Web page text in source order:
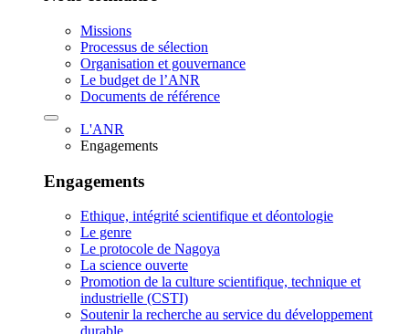
Missions
Processus de sélection
Organisation et gouvernance
Le budget de l’ANR
Documents de référence
L'ANR
Engagements
Engagements
Ethique, intégrité scientifique et déontologie
Le genre
Le protocole de Nagoya
La science ouverte
Promotion de la culture scientifique, technique et
industrielle (CSTI)
Soutenir la recherche au service du développement